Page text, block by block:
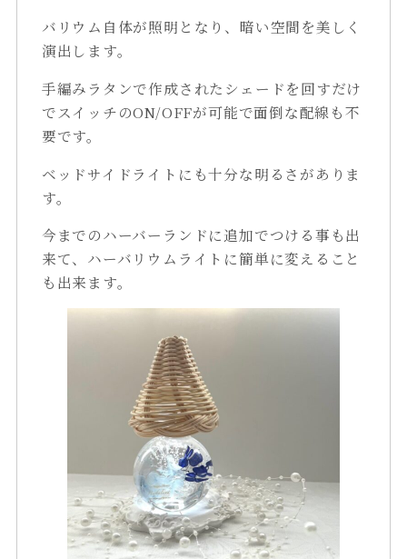
バリウム自体が照明となり、暗い空間を美しく
演出します。
手編みラタンで作成されたシェードを回すだけ
でスイッチのON/OFFが可能で面倒な配線も不
要です。
ベッドサイドライトにも十分な明るさがありま
す。
今までのハーバーランドに追加でつける事も出
来て、ハーバリウムライトに簡単に変えること
も出来ます。